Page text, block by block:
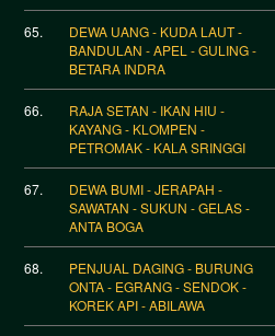
65.
DEWA UANG - KUDA LAUT -
BANDULAN - APEL - GULING -
BETARA INDRA
66.
RAJA SETAN - IKAN HIU -
KAYANG - KLOMPEN -
PETROMAK - KALA SRINGGI
67.
DEWA BUMI - JERAPAH -
SAWATAN - SUKUN - GELAS -
ANTA BOGA
68.
PENJUAL DAGING - BURUNG
ONTA - EGRANG - SENDOK -
KOREK API - ABILAWA